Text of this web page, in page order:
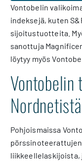
Vontobelin
indeksejä, kuten
sijoitustuotteita.
sanottuja
löytyy myös
Nordnetistä
Pohjoismaissa
liikkeellelaskijoista,